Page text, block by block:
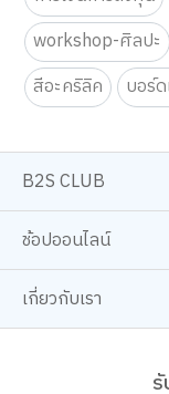
การเงินการลงทุน
workshop-ศิลปะ
B2S CLUB
ช้อปออนไลน์
เกี่ยวกับเรา